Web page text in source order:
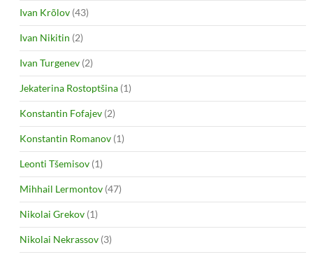
Ivan Krõlov (43)
Ivan Nikitin (2)
Ivan Turgenev (2)
Jekaterina Rostoptšina (1)
Konstantin Fofajev (2)
Konstantin Romanov (1)
Leonti Tšemisov (1)
Mihhail Lermontov (47)
Nikolai Grekov (1)
Nikolai Nekrassov (3)